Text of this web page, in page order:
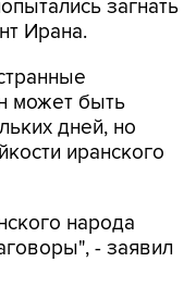
дней, но
иранского
народа
что "единство